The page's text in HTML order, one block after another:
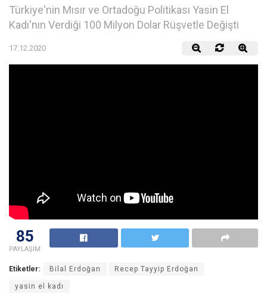
Türkiye'nin Mısır ve Ortadoğu Politikası Yasin El
Kadı'nın Verdiği 100 Milyon Dolar Rüşvetle Değişti
17.12.2020
85
PAYLAŞIM
Etiketler: Bilal Erdoğan Recep Tayyip Erdoğan
yasin el kadı